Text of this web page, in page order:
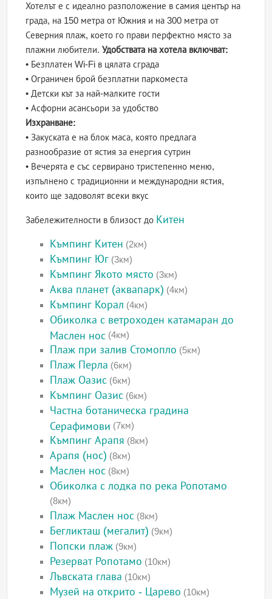
Хотелът е с идеално разположение в самия център на
града, на 150 метра от Южния и на 300 метра от
Северния плаж, което го прави перфектно място за
плажни любители.Удобствата на хотела включват:
• Безплатен Wi-Fi в цялата сграда
• Ограничен брой безплатни паркоместа
• Детски кът за най-малките гости
• Асфорни асансьори за удобство
Изхранване:
• Закуската е на блок маса, която предлага
разнообразие от ястия за енергия сутрин
• Вечерята е със сервирано тристепенно меню,
изпълнено с традиционни и международни ястия,
които ще задоволят всеки вкус
Забележителности в близост до Китен
Къмпинг Китен (2км)
Къмпинг Юг (3км)
Къмпинг Якото място (3км)
Аква планет (аквапарк) (4км)
Къмпинг Корал (4км)
Обиколка с ветроходен катамаран до
Маслен нос (4км)
Плаж при залив Стомопло (5км)
Плаж Перла (6км)
Плаж Оазис (6км)
Къмпинг Оазис (6км)
Частна ботаническа градина
Серафимови (7км)
Къмпинг Арапя (8км)
Арапя (нос) (8км)
Маслен нос (8км)
Обиколка с лодка по река Ропотамо
(8км)
Плаж Маслен нос (8км)
Бегликташ (мегалит) (9км)
Попски плаж (9км)
Резерват Ропотамо (10км)
Лъвската глава (10км)
Музей на открито - Царево (10км)